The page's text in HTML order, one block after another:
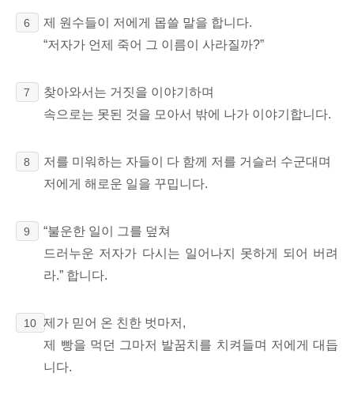
6
제 원수들이 저에게 몹쓸 말을 합니다.
“저자가 언제 죽어 그 이름이 사라질까?”
7
찾아와서는 거짓을 이야기하며
속으로는 못된 것을 모아서 밖에 나가 이야기합니다.
8
저를 미워하는 자들이 다 함께 저를 거슬러 수군대며
저에게 해로운 일을 꾸밉니다.
9
“불운한 일이 그를 덮쳐
드러누운 저자가 다시는 일어나지 못하게 되어 버려
라.” 합니다.
10 제가 믿어 온 친한 벗마저,
제 빵을 먹던 그마저 발꿈치를 치켜들며 저에게 대듭
니다.